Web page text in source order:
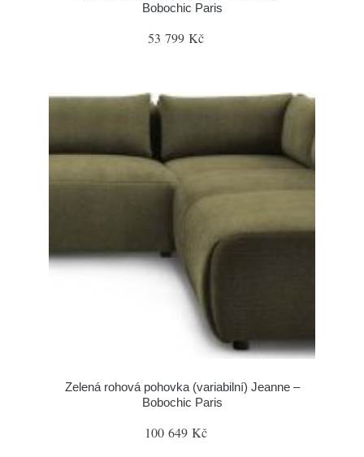
Bobochic Paris
53 799 Kč
Zelená rohová pohovka (variabilní) Jeanne –
Bobochic Paris
100 649 Kč